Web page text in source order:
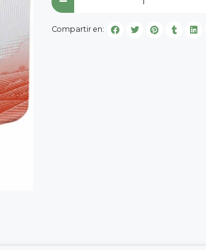
Compartir en: